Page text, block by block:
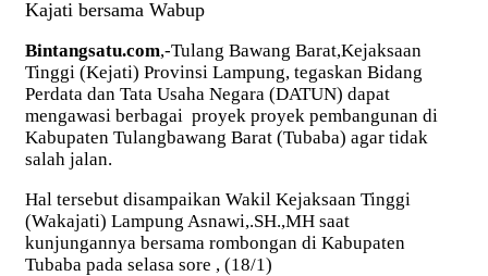
Kajati bersama Wabup
Bintangsatu.com,-Tulang Bawang Barat,Kejaksaan
Tinggi (Kejati) Provinsi Lampung, tegaskan Bidang
Perdata dan Tata Usaha Negara (DATUN) dapat
mengawasi berbagai proyek proyek pembangunan di
Kabupaten Tulangbawang Barat (Tubaba) agar tidak
salah jalan.
Hal tersebut disampaikan Wakil Kejaksaan Tinggi
(Wakajati) Lampung Asnawi,.SH.,MH saat
kunjungannya bersama rombongan di Kabupaten
Tubaba pada selasa sore , (18/1)